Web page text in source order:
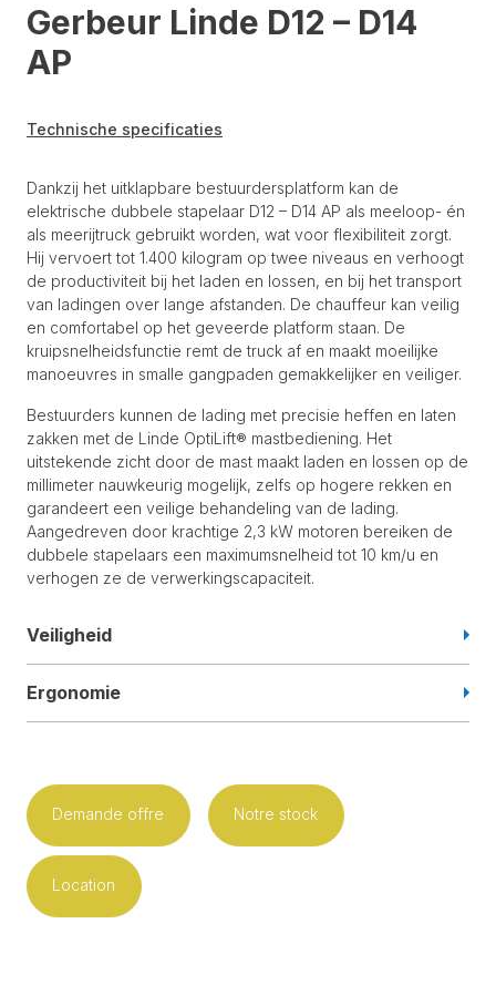
Gerbeur Linde D12 – D14
AP
Technische specificaties
Dankzij het uitklapbare bestuurdersplatform kan de
elektrische dubbele stapelaar D12 – D14 AP als meeloop- én
als meerijtruck gebruikt worden, wat voor flexibiliteit zorgt.
Hij vervoert tot 1.400 kilogram op twee niveaus en verhoogt
de productiviteit bij het laden en lossen, en bij het transport
van ladingen over lange afstanden. De chauffeur kan veilig
en comfortabel op het geveerde platform staan. De
kruipsnelheidsfunctie remt de truck af en maakt moeilijke
manoeuvres in smalle gangpaden gemakkelijker en veiliger.
Bestuurders kunnen de lading met precisie heffen en laten
zakken met de Linde OptiLift® mastbediening. Het
uitstekende zicht door de mast maakt laden en lossen op de
millimeter nauwkeurig mogelijk, zelfs op hogere rekken en
garandeert een veilige behandeling van de lading.
Aangedreven door krachtige 2,3 kW motoren bereiken de
dubbele stapelaars een maximumsnelheid tot 10 km/u en
verhogen ze de verwerkingscapaciteit.
Veiligheid
Ergonomie
Demande offre Notre stock
Location